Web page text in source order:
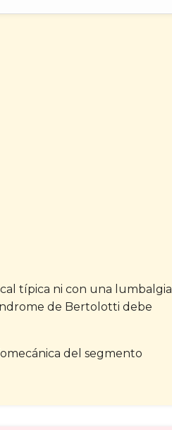
típica ni con una lumbalgia
de Bertolotti debe
del segmento